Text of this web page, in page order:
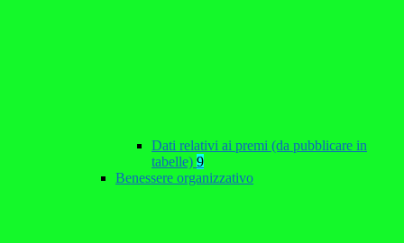
Dati relativi ai premi (da pubblicare in
tabelle) 9
Benessere organizzativo